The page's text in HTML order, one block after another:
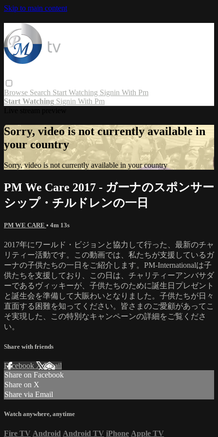
Skip to main content
Browse Search Start Watching Signin With Pm
Start Watching Signin With Pm
Sorry, video is not currently available in
your country
Sorry, video is not currently available in your country
PM We Care 2017 - ガーナのスポンサー
シップ・チルドレンの一日
PM WE CARE • 4m 13s
2017年にワールド・ビジョンと協力して行った、最新のチャ
リティー活動です。この動画では、私たちが支援しているガ
ーナの子供たちの一日をご紹介します。PM-Internationalは子
供たちを支援しており、この日は、チャリティーアンバサダ
ーであるヴィッキーが、子供たちのために誕生日プレゼント
と誕生会を準備して大賑わいとなりました。子供たちが日々
直面する困難を知ってください。皆さまのご愛顧があってこ
そ実現した、この特別なキャンペーンの詳細をご覧くださ
い。
Share with friends
Facebook XEmail
Share on Facebook
Share on X
Share via Email
Watch anywhere, anytime
Fire TV Android Android TV iPhone Apple TV